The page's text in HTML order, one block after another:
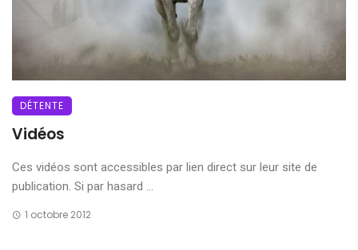
DÉTENTE
Vidéos
Ces vidéos sont accessibles par lien direct sur leur site de
publication. Si par hasard ...
1 octobre 2012